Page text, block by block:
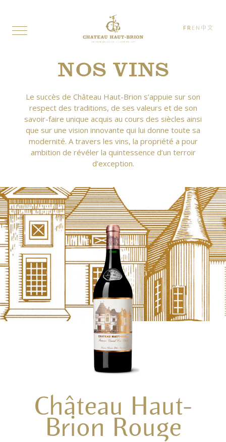
FR EN 中文
NOS VINS
Le succès de Château Haut-Brion s’appuie sur son
respect des traditions, de ses valeurs et de son
savoir-faire unique acquis au cours des siècles ainsi
que sur une vision innovante qui lui donne toute sa
modernité. A travers les vins, la propriété a pour
ambition de révéler la quintessence d’un terroir
d’exception.
Château Haut-
Brion Rouge